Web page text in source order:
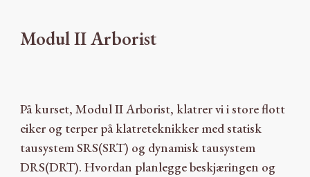
Modul II Arborist
På kurset,Modul II Arborist, klatrer vi i store flott
eiker og terper på klatreteknikker med statisk
tausystem SRS(SRT) og dynamisk tausystem
DRS(DRT). Hvordan planlegge beskjæringen og